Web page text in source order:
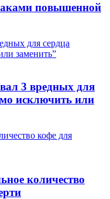
повышенной
для сердца
заменить”
3 вредных для
исключить или
кофе для
количество